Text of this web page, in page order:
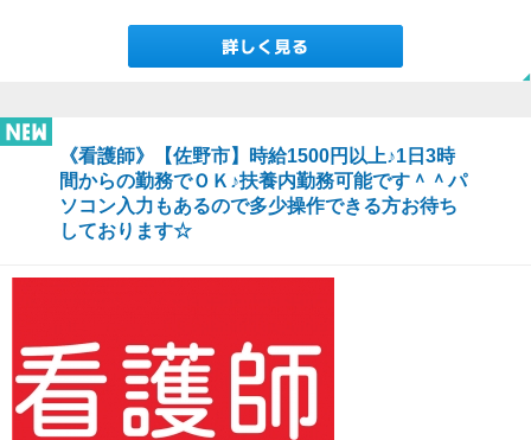
《看護師》【佐野市】時給1500円以上♪1日3時
間からの勤務でＯＫ♪扶養内勤務可能です＾＾パ
ソコン入力もあるので多少操作できる方お待ち
しております☆